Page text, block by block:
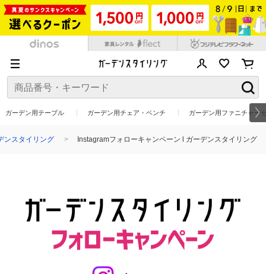
ガーデン用テーブル ガーデン用チェア・ベンチ ガーデン用ファニチャー
ンスタイリング Instagramフォローキャンペーン l ガーデンスタイリング